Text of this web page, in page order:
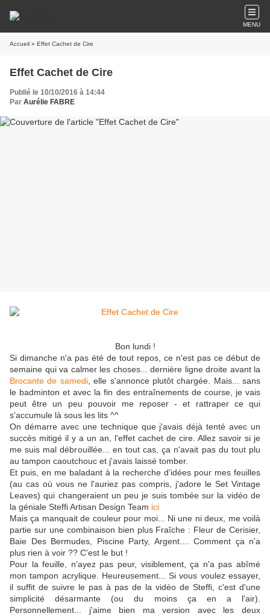
MENU
Accueil » Effet Cachet de Cire
Effet Cachet de Cire
Publié le 10/10/2016 à 14:44
Par Aurélie FABRE
Bon lundi !
Si dimanche n'a pas été de tout repos, ce n'est pas ce début de
semaine qui va calmer les choses... dernière ligne droite avant la
Brocante de samedi, elle s'annonce plutôt chargée. Mais... sans
le badminton et avec la fin des entraînements de course, je vais
peut être un peu pouvoir me reposer - et rattraper ce qui
s'accumule là sous les lits ^^
On démarre avec une technique que j'avais déjà tenté avec un
succès mitigé il y a un an, l'effet cachet de cire. Allez savoir si je
me suis mal débrouillée... en tout cas, ça n'avait pas du tout plu
au tampon caoutchouc et j'avais laissé tomber.
Et puis, en me baladant à la recherche d'idées pour mes feuilles
(au cas où vous ne l'auriez pas compris, j'adore le Set Vintage
Leaves) qui changeraient un peu je suis tombée sur la vidéo de
la géniale Steffi Artisan Design Team ici
Mais ça manquait de couleur pour moi... Ni une ni deux, me voilà
partie sur une combinaison bien plus Fraîche : Fleur de Cerisier,
Baie Des Bermudes, Piscine Party, Argent.... Comment ça n'a
plus rien à voir ?? C'est le but !
Pour la feuille, n'ayez pas peur, visiblement, ça n'a pas abîmé
mon tampon acrylique. Heureusement... Si vous voulez essayer,
il suffit de suivre le pas à pas de la vidéo de Steffi, c'est d'une
simplicité désarmante (ou du moins ça en a l'air).
Personnellement... j'aime bien ma version avec les deux